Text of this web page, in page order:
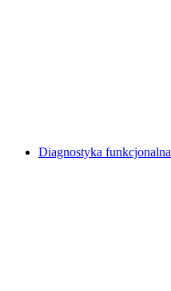
Diagnostyka funkcjonalna